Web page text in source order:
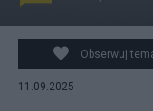
Obserwuj
11.09.2025